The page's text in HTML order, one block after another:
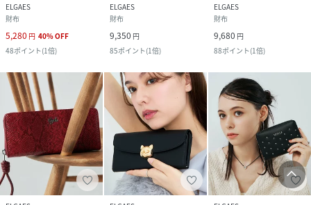
ELGAES
財布
5,280 円 40%OFF
48ポイント(1倍)
ELGAES
財布
9,350 円
85ポイント(1倍)
ELGAES
財布
9,680 円
88ポイント(1倍)